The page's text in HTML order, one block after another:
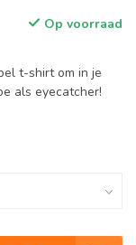
Op voorraad
t-shirt om in je
als eyecatcher!